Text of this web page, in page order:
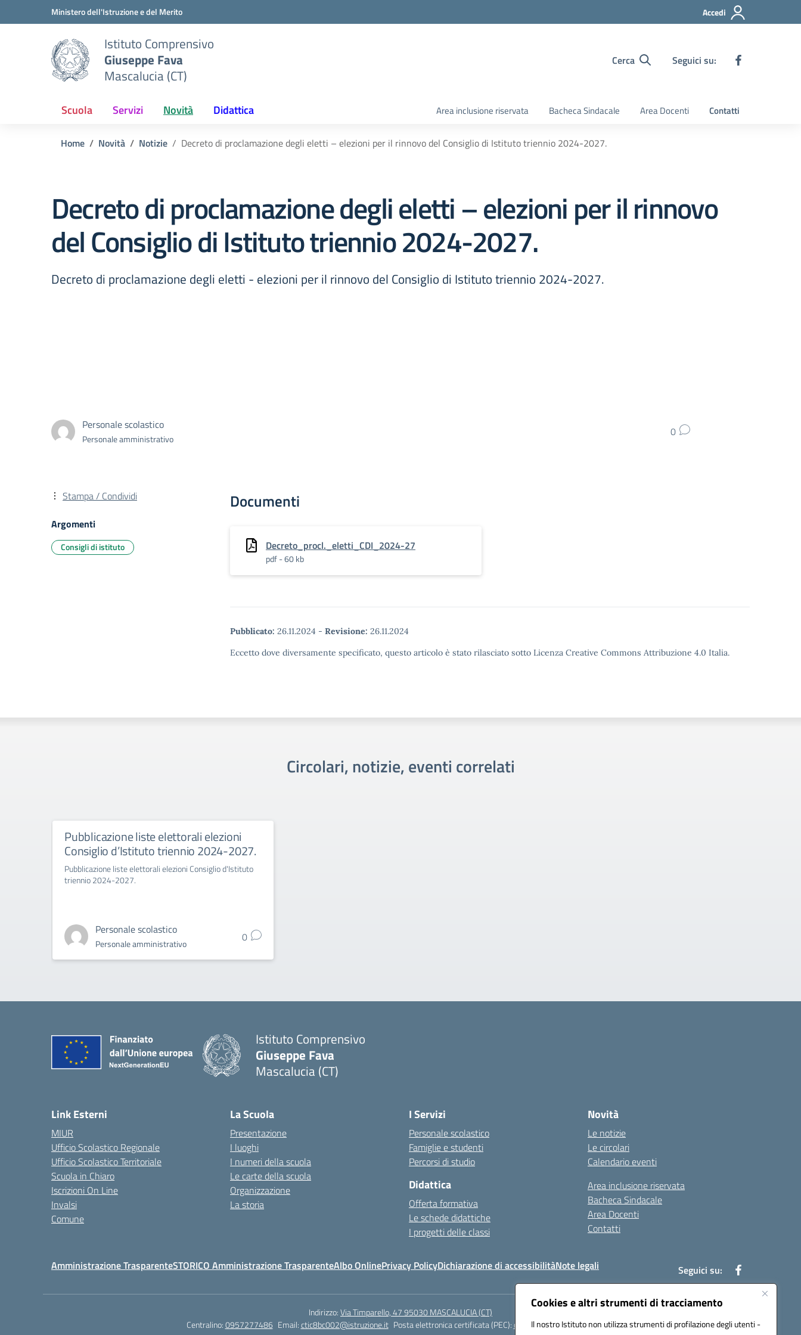
Cookies e altri strumenti di tracciamento
Il nostro Istituto non utilizza strumenti di profilazione degli utenti -
Vai ai contenuti
Vai al menu di navigazioneMinistero dell'Istruzione e del Merito Accedi
Istituto Comprensivo
Giuseppe Fava
Mascalucia (CT)
Cerca Seguici su:
Scuola Servizi Novità Didattica Area inclusione riservata Bacheca Sindacale Area Docenti Contatti
Home Novità Notizie Decreto di proclamazione degli eletti – elezioni per il rinnovo del Consiglio di Istituto triennio 2024-2027.
Decreto di proclamazione degli eletti – elezioni per il rinnovo
del Consiglio di Istituto triennio 2024-2027.
Decreto di proclamazione degli eletti - elezioni per il rinnovo del Consiglio di Istituto triennio 2024-2027.
Personale scolastico
Personale amministrativo 0
Documenti
Decreto_procl._eletti_CDI_2024-27
pdf - 60 kb
Pubblicato: 26.11.2024 - Revisione: 26.11.2024
Eccetto dove diversamente specificato, questo articolo è stato rilasciato sotto Licenza Creative Commons Attribuzione 4.0 Italia.
Stampa / Condividi
Argomenti
Consigli di istituto
Circolari, notizie, eventi correlati
Pubblicazione liste elettorali elezioni
Consiglio d’Istituto triennio 2024-2027.
Pubblicazione liste elettorali elezioni Consiglio d'Istituto
triennio 2024-2027.
Personale scolastico
Personale amministrativo 0
Istituto Comprensivo
Giuseppe Fava
Mascalucia (CT)
Link Esterni
MIUR
Ufficio Scolastico Regionale
Ufficio Scolastico Territoriale
Scuola in Chiaro
Iscrizioni On Line
Invalsi
Comune
La Scuola
Presentazione
I luoghi
I numeri della scuola
Le carte della scuola
Organizzazione
La storia
I Servizi
Personale scolastico
Famiglie e studenti
Percorsi di studio
Didattica
Offerta formativa
Le schede didattiche
I progetti delle classi
Novità
Le notizie
Le circolari
Calendario eventi
Area inclusione riservata
Bacheca Sindacale
Area Docenti
Contatti
Amministrazione TrasparenteSTORICO Amministrazione TrasparenteAlbo OnlinePrivacy PolicyDichiarazione di accessibilitàNote legali Seguici su:
Indirizzo:Via Timparello, 47 95030 MASCALUCIA (CT)
Centralino:0957277486 Email:ctic8bc002@istruzione.it Posta elettronica certificata (PEC):ctic8bc002@pec.istruzione.it